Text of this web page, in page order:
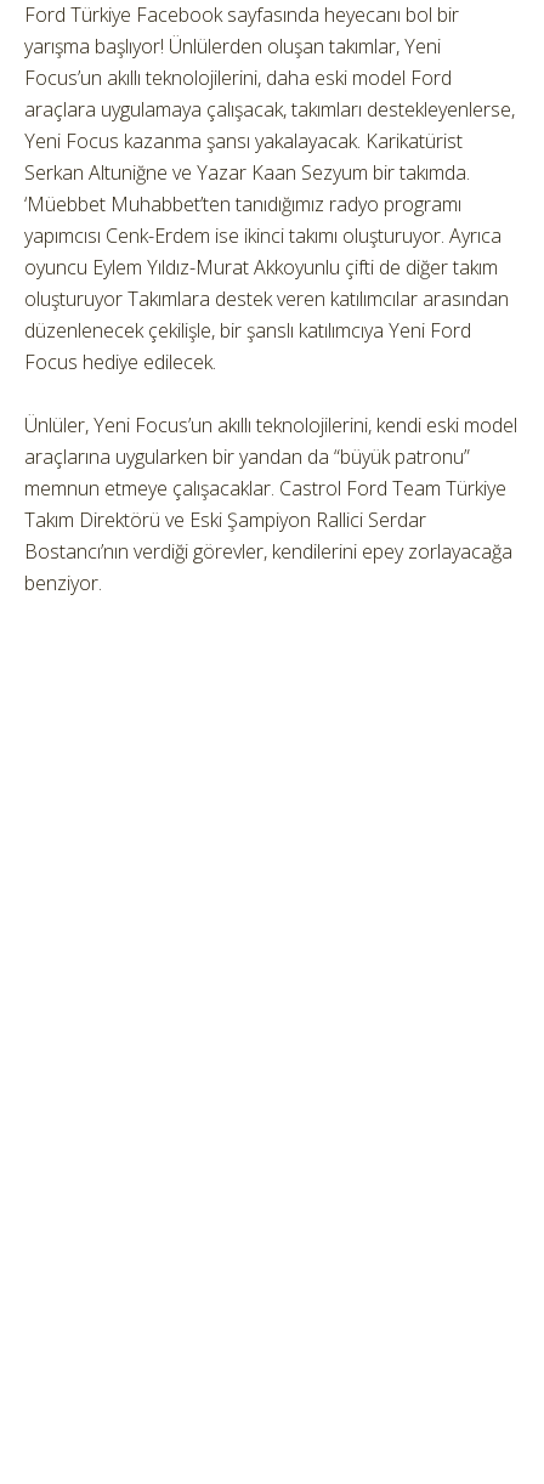
Ford Türkiye Facebook sayfasında heyecanı bol bir
yarışma başlıyor! Ünlülerden oluşan takımlar, Yeni
Focus’un akıllı teknolojilerini, daha eski model Ford
araçlara uygulamaya çalışacak, takımları destekleyenlerse,
Yeni Focus kazanma şansı yakalayacak. Karikatürist
Serkan Altuniğne ve Yazar Kaan Sezyum bir takımda.
‘Müebbet Muhabbet’ten tanıdığımız radyo programı
yapımcısı Cenk-Erdem ise ikinci takımı oluşturuyor. Ayrıca
oyuncu Eylem Yıldız-Murat Akkoyunlu çifti de diğer takım
oluşturuyor Takımlara destek veren katılımcılar arasından
düzenlenecek çekilişle, bir şanslı katılımcıya Yeni Ford
Focus hediye edilecek.
Ünlüler, Yeni Focus’un akıllı teknolojilerini, kendi eski model
araçlarına uygularken bir yandan da “büyük patronu”
memnun etmeye çalışacaklar. Castrol Ford Team Türkiye
Takım Direktörü ve Eski Şampiyon Rallici Serdar
Bostancı’nın verdiği görevler, kendilerini epey zorlayacağa
benziyor.